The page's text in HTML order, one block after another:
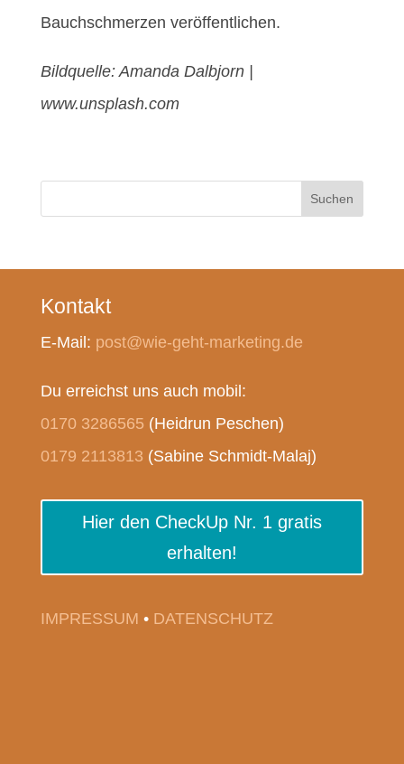
Bauchschmerzen veröffentlichen.
Bildquelle: Amanda Dalbjorn |
www.unsplash.com
Suchen
Kontakt
E-Mail: post@wie-geht-marketing.de
Du erreichst uns auch mobil:
0170 3286565 (Heidrun Peschen)
0179 2113813 (Sabine Schmidt-Malaj)
Hier den CheckUp Nr. 1 gratis
erhalten!
IMPRESSUM • DATENSCHUTZ